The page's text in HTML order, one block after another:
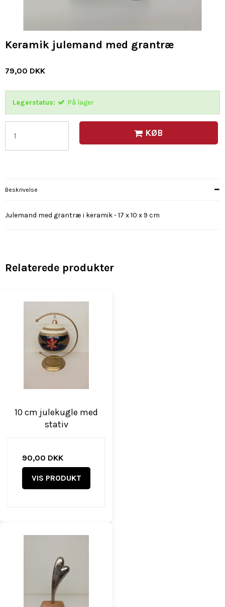
Keramik julemand med grantræ
79,00 DKK
Lagerstatus: På lager
KØB
Beskrivelse
Julemand med grantræ i keramik - 17 x 10 x 9 cm
Relaterede produkter
10 cm julekugle med
stativ
90,00 DKK
VIS PRODUKT